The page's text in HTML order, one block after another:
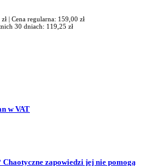
| Cena regularna: 159,00 zł
30 dniach: 119,25 zł
w VAT
zapowiedzi jej nie pomogą